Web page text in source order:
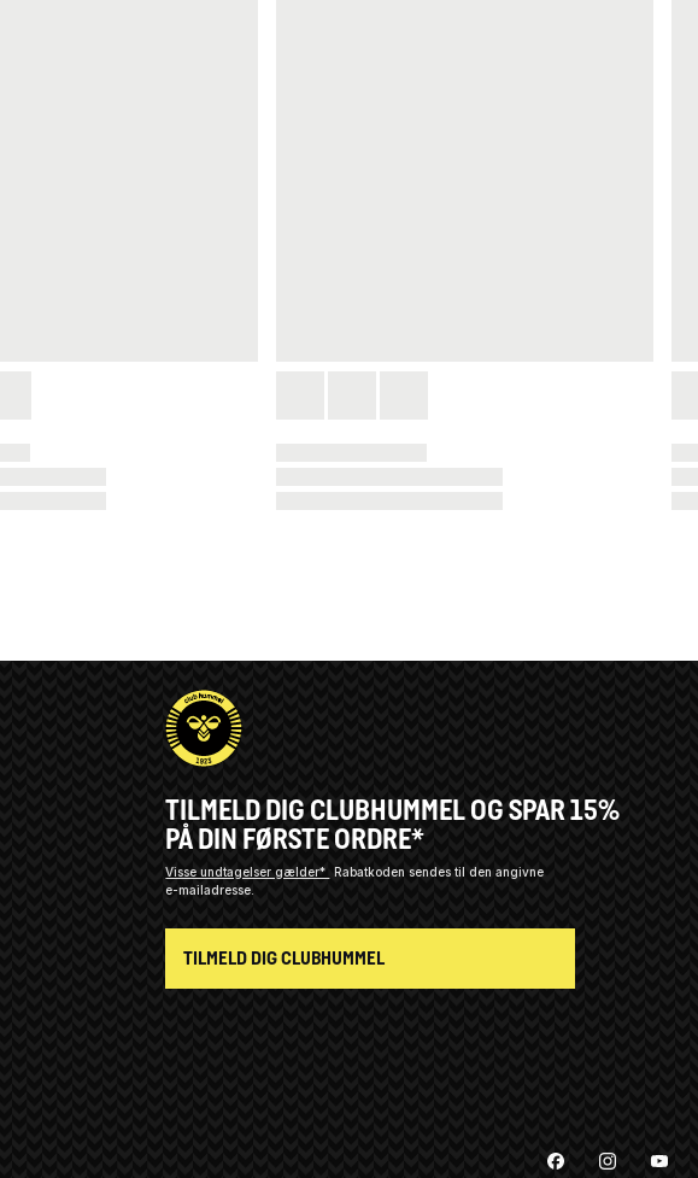
TILMELD DIG CLUBHUMMEL OG SPAR 15%
PÅ DIN FØRSTE ORDRE*
Visse undtagelser gælder*
Rabatkoden sendes til den angivne
e-mailadresse.
TILMELD DIG CLUBHUMMEL